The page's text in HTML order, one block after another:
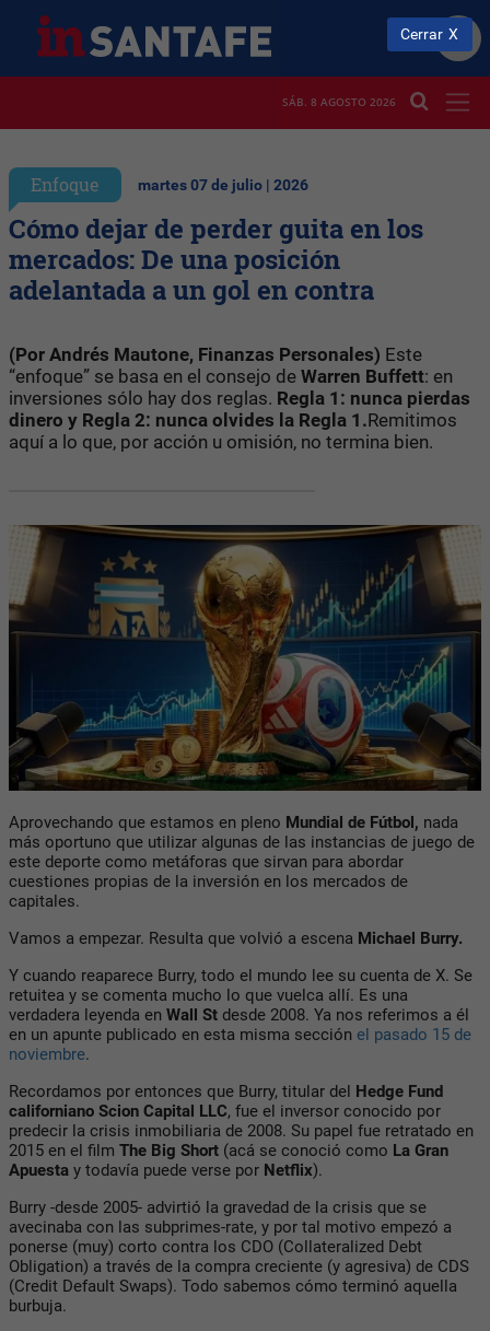
SÁB. 8 AGOSTO 2026
Enfoque martes 07 de julio | 2026
Cómo dejar de perder guita en los
mercados: De una posición
adelantada a un gol en contra
(Por Andrés Mautone, Finanzas Personales) Este
“enfoque” se basa en el consejo de Warren Buffett: en
inversiones sólo hay dos reglas. Regla 1: nunca pierdas
dinero y Regla 2: nunca olvides la Regla 1.Remitimos
aquí a lo que, por acción u omisión, no termina bien.
Aprovechando que estamos en pleno Mundial de Fútbol, nada
más oportuno que utilizar algunas de las instancias de juego de
este deporte como metáforas que sirvan para abordar
cuestiones propias de la inversión en los mercados de
capitales.
Vamos a empezar. Resulta que volvió a escena Michael Burry.
Y cuando reaparece Burry, todo el mundo lee su cuenta de X. Se
retuitea y se comenta mucho lo que vuelca allí. Es una
verdadera leyenda en Wall St desde 2008. Ya nos referimos a él
en un apunte publicado en esta misma sección el pasado 15 de
noviembre.
Recordamos por entonces que Burry, titular del Hedge Fund
californiano Scion Capital LLC, fue el inversor conocido por
predecir la crisis inmobiliaria de 2008. Su papel fue retratado en
2015 en el film The Big Short (acá se conoció como La Gran
Apuesta y todavía puede verse por Netflix).
Burry -desde 2005- advirtió la gravedad de la crisis que se
avecinaba con las subprimes-rate, y por tal motivo empezó a
ponerse (muy) corto contra los CDO (Collateralized Debt
Obligation) a través de la compra creciente (y agresiva) de CDS
(Credit Default Swaps). Todo sabemos cómo terminó aquella
burbuja.
Cerrar